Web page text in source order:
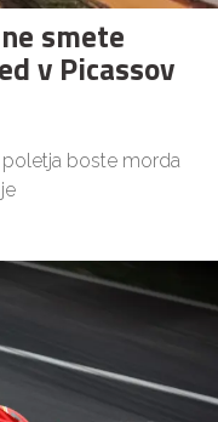
smete
v Picassov
poletja boste morda